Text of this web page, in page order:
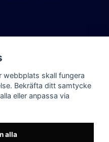
webbplats skall fungera
Bekräfta ditt samtycke
eller anpassa via
alla